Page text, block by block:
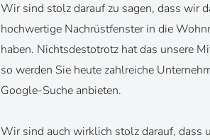
Wir sind stolz darauf zu sagen, dass wir
hochwertige Nachrüstfenster in die
haben. Nichtsdestotrotz hat das unsere
so werden Sie heute zahlreiche
Google-Suche anbieten.
Wir sind auch wirklich stolz darauf, dass